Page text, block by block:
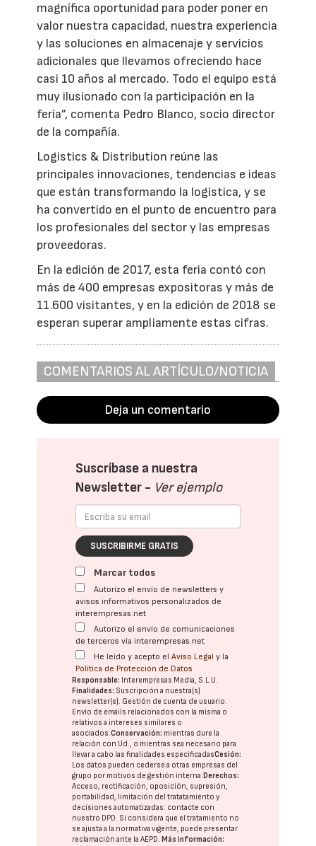
magnífica oportunidad para poder poner en
valor nuestra capacidad, nuestra experiencia
y las soluciones en almacenaje y servicios
adicionales que llevamos ofreciendo hace
casi 10 años al mercado. Todo el equipo está
muy ilusionado con la participación en la
feria”, comenta Pedro Blanco, socio director
de la compañía.
Logistics & Distribution reúne las
principales innovaciones, tendencias e ideas
que están transformando la logística, y se
ha convertido en el punto de encuentro para
los profesionales del sector y las empresas
proveedoras.
En la edición de 2017, esta feria contó con
más de 400 empresas expositoras y más de
11.600 visitantes, y en la edición de 2018 se
esperan superar ampliamente estas cifras.
COMENTARIOS AL ARTÍCULO/NOTICIA
Deja un comentario
Suscríbase a nuestra
Newsletter - Ver ejemplo
SUSCRIBIRME GRATIS
Marcar todos
Autorizo el envío de newsletters y
avisos informativos personalizados de
interempresas.net
Autorizo el envío de comunicaciones
de terceros vía interempresas.net
He leído y acepto elAviso Legal y la
Política de Protección de Datos
Responsable: Interempresas Media, S.L.U.
Finalidades: Suscripción a nuestra(s)
newsletter(s). Gestión de cuenta de usuario.
Envío de emails relacionados con la misma o
relativos a intereses similares o
asociados.Conservación: mientras dure la
relación con Ud., o mientras sea necesario para
llevar a cabo las finalidades especificadasCesión:
Los datos pueden cederse a otras empresas del
grupo por motivos de gestión interna. Derechos:
Acceso, rectificación, oposición, supresión,
portabilidad, limitación del tratatamiento y
decisiones automatizadas: contacte con
nuestro DPD. Si considera que el tratamiento no
se ajusta a la normativa vigente, puede presentar
reclamación ante laAEPD. Más información: